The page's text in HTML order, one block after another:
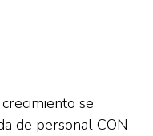
se
de personal CON